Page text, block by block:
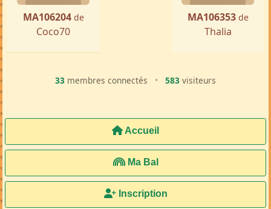
MA106204 de
Coco70
MA106353 de
Thalia
33 membres connectés • 583 visiteurs
Accueil
Ma Bal
Inscription